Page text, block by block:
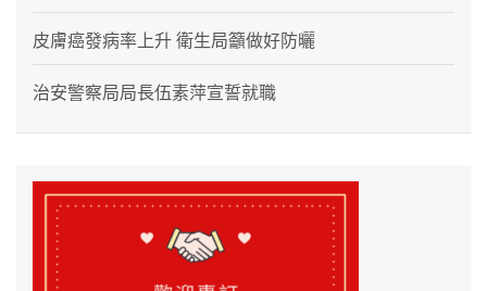
皮膚癌發病率上升 衛生局籲做好防曬
治安警察局局長伍素萍宣誓就職